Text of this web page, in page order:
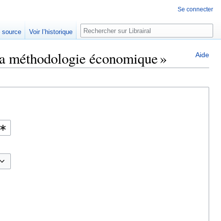
Aide
économique »
Se connecter
source Voir l’historique Rechercher